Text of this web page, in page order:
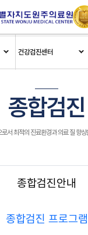
건강검진센터
종합검진
서 최적의 진료환경과 의료 질 향
종합검진안내
종합검진 프로그램